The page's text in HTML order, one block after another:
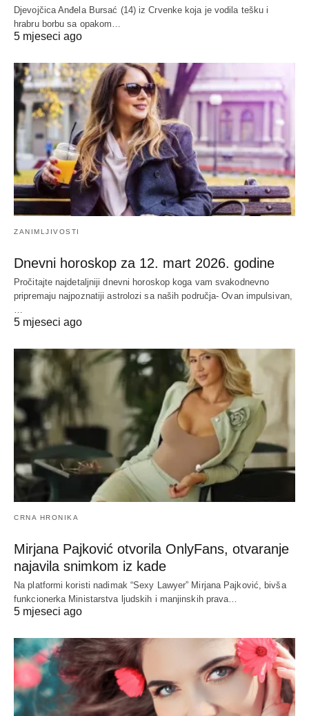
Djevojčica Anđela Bursać (14) iz Crvenke koja je vodila tešku i
hrabru borbu sa opakom…
5 mjeseci ago
ZANIMLJIVOSTI
Dnevni horoskop za 12. mart 2026. godine
Pročitajte najdetaljniji dnevni horoskop koga vam svakodnevno
pripremaju najpoznatiji astrolozi sa naših područja- Ovan impulsivan,
…
5 mjeseci ago
CRNA HRONIKA
Mirjana Pajković otvorila OnlyFans, otvaranje
najavila snimkom iz kade
Na platformi koristi nadimak “Sexy Lawyer” Mirjana Pajković, bivša
funkcionerka Ministarstva ljudskih i manjinskih prava…
5 mjeseci ago